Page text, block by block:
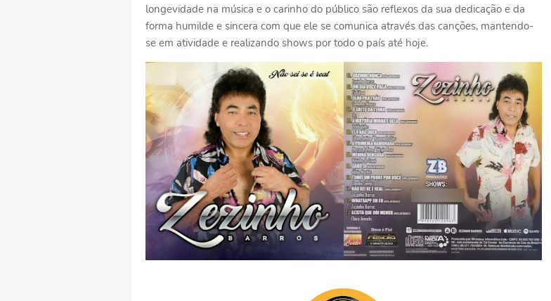
longevidade na música e o carinho do público são reflexos da sua dedicação e da
forma humilde e sincera com que ele se comunica através das canções, mantendo-
se em atividade e realizando shows por todo o país até hoje.